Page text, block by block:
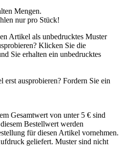
Mengen.
nurpro Stück!
Artikel als unbedrucktes Muster
Klicken Sie die
Sie erhalten ein unbedrucktes
erst ausprobieren? Fordern Sie ein
Gesamtwert von unter 5 € sind
Bestellwert werden
für diesen Artikel vornehmen.
geliefert. Muster sind nicht